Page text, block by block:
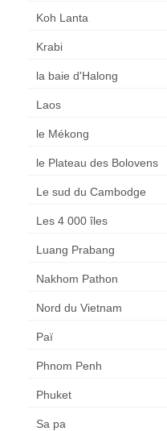
Koh Lanta
Krabi
la baie d'Halong
Laos
le Mékong
le Plateau des Bolovens
Le sud du Cambodge
Les 4 000 îles
Luang Prabang
Nakhom Pathon
Nord du Vietnam
Paï
Phnom Penh
Phuket
Sa pa